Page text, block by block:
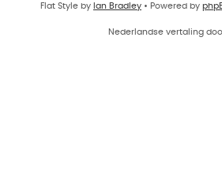
Flat Style by Ian Bradley • Powered by
Nederlandse vertaling